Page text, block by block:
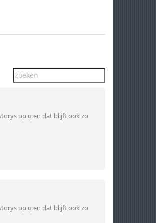
op q en dat blijft ook zo
op q en dat blijft ook zo